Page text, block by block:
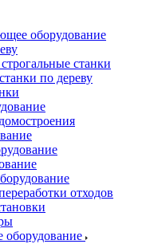
оборудование
станки
по дереву
отходов